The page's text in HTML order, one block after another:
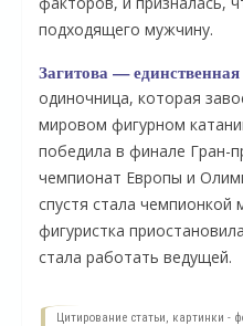
подходящего мужчину.
Загитова —
одиночница, которая
мировом фигурном
победила в финале Гран-
чемпионат Европы и
спустя стала чемпионкой
фигуристка
стала работать ведущей.
Цитирование статьи, картинки -